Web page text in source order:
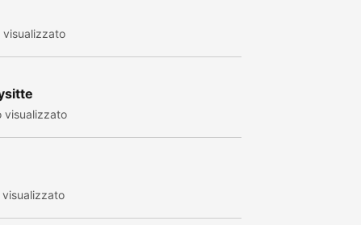
visualizzato
visualizzato
visualizzato